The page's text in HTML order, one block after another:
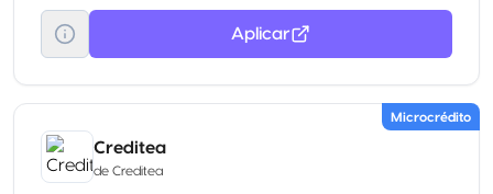
Aplicar
Microcrédito
Creditea
de Creditea